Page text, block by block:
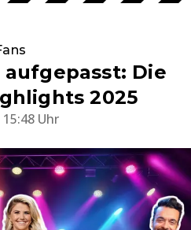
aufgepasst: Die
2025
15:48 Uhr